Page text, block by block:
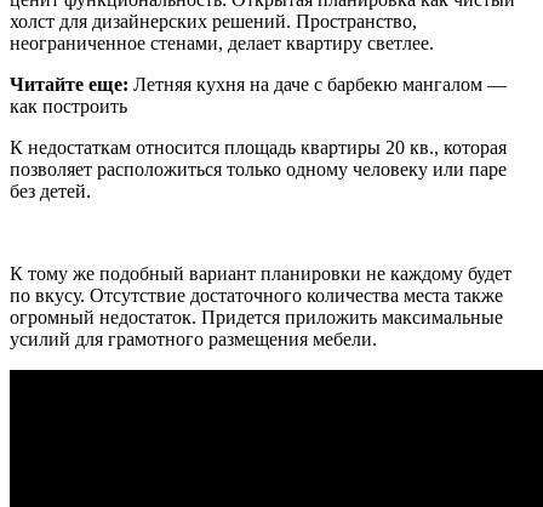
холст для дизайнерских решений. Пространство,
неограниченное стенами, делает квартиру светлее.
Читайте еще: Летняя кухня на даче с барбекю мангалом —
как построить
К недостаткам относится площадь квартиры 20 кв., которая
позволяет расположиться только одному человеку или паре
без детей.
К тому же подобный вариант планировки не каждому будет
по вкусу. Отсутствие достаточного количества места также
огромный недостаток. Придется приложить максимальные
усилий для грамотного размещения мебели.